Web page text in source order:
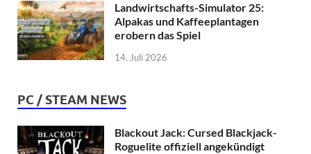
Landwirtschafts-Simulator 25:
Alpakas und Kaffeeplantagen
erobern das Spiel
14. Juli 2026
PC / STEAM NEWS
Blackout Jack: Cursed Blackjack-
Roguelite offiziell angekündigt